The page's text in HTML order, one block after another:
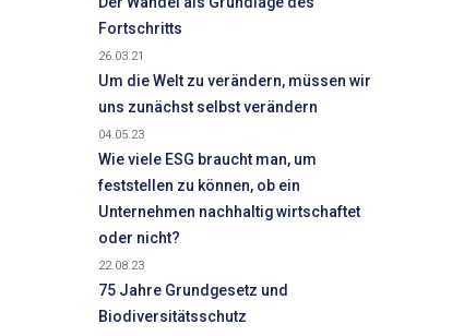
Fortschritts
26.03.21
Um die Welt zu verändern, müssen wir
uns zunächst selbst verändern
04.05.23
Wie viele ESG braucht man, um
feststellen zu können, ob ein
Unternehmen nachhaltig wirtschaftet
oder nicht?
22.08.23
75 Jahre Grundgesetz und
Biodiversitätsschutz